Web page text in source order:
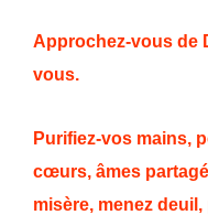
Approchez-vous de
vous.
Purifiez-vos mains,
cœurs, âmes
misère, menez